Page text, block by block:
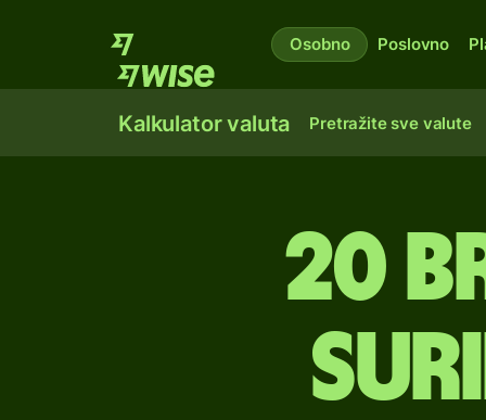
Osobno Poslovno
Kalkulator valuta Pretražite sve valute
20